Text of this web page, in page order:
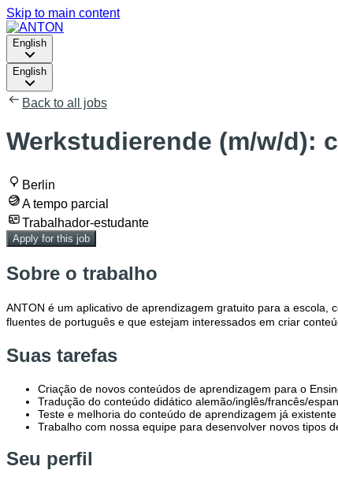
Skip to main content
English
English
Back to all jobs
Werkstudierende (m/w/d):
Berlin
A tempo parcial
Trabalhador-estudante
Apply for this job
Sobre o trabalho
ANTON é um aplicativo de aprendizagem gratuito para a
fluentes de português e que estejam interessados em criar
Suas tarefas
Criação de novos conteúdos de aprendizagem para o
Tradução do conteúdo didático alemão/inglês/francês/
Teste e melhoria do conteúdo de aprendizagem já existente
Trabalho com nossa equipe para desenvolver novos tipos
Seu perfil